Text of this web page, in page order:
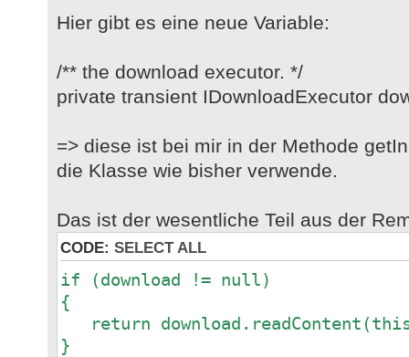
Hier gibt es eine neue Variable:
/** the download executor. */
private transient IDownloadExecutor
=> diese ist bei mir in der Methode
die Klasse wie bisher verwende.
Das ist der wesentliche Teil aus der
CODE: SELECT ALL
if (download != null)
{
return
}